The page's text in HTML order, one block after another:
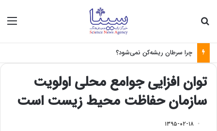
چرا سرطان ریشه‌کن نمی‌شود؟
توان افزایی جوامع محلی اولویت
سازمان حفاظت محیط زیست است
۱۳۹۵-۰۲-۱۸